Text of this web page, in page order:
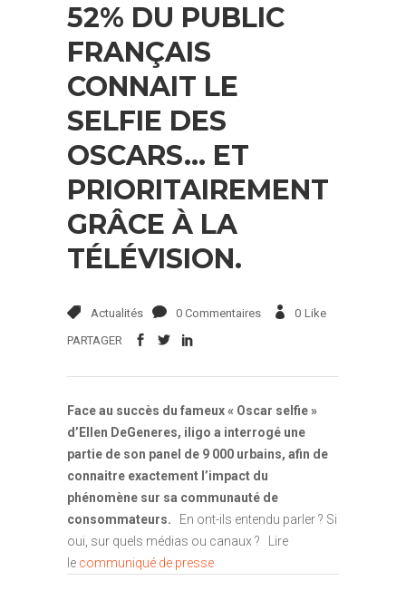
52% DU PUBLIC
FRANÇAIS
CONNAIT LE
SELFIE DES
OSCARS… ET
PRIORITAIREMENT
GRÂCE À LA
TÉLÉVISION.
Actualités 0 Commentaires 0 Like
PARTAGER
Face au succès du fameux « Oscar selfie »
d’Ellen DeGeneres, iligo a interrogé une
partie de son panel de 9 000 urbains, afin de
connaitre exactement l’impact du
phénomène sur sa communauté de
consommateurs. En ont-ils entendu parler ? Si
oui, sur quels médias ou canaux ? Lire
le communiqué de presse